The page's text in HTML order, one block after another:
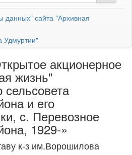
данных" сайта "Архивная
Удмуртии"
акционерное
жизнь"
сельсовета
и его
с. Перевозное
1929-»
к-з им.Ворошилова